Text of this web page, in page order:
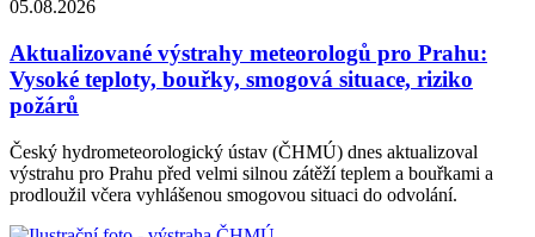
05.08.2026
Aktualizované výstrahy meteorologů pro Prahu:
Vysoké teploty, bouřky, smogová situace, riziko
požárů
Český hydrometeorologický ústav (ČHMÚ) dnes aktualizoval
výstrahu pro Prahu před velmi silnou zátěží teplem a bouřkami a
prodloužil včera vyhlášenou smogovou situaci do odvolání.